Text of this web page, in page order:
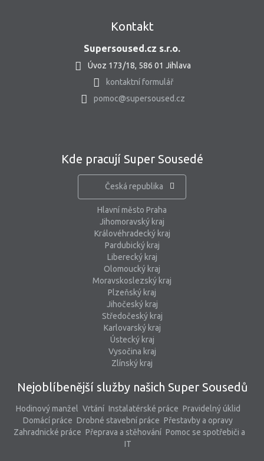
Kontakt
Supersoused.cz s.r.o.
Úvoz 173/18, 586 01 Jihlava
kontaktní formulář
pomoc@supersoused.cz
Kde pracují Super Sousedé
Česká republika
Hlavní město Praha
Jihomoravský kraj
Královéhradecký kraj
Pardubický kraj
Liberecký kraj
Olomoucký kraj
Moravskoslezský kraj
Plzeňský kraj
Jihočeský kraj
Středočeský kraj
Karlovarský kraj
Ústecký kraj
Vysočina kraj
Zlínský kraj
Nejoblíbenější služby našich Super Sousedů
Hodinový manžel Vrtání Instalatérské práce Pravidelný úklid
Domácí práce Drobné stavební práce Přestavby a opravy
Zahradnické práce Přeprava a stěhování Pomoc se spotřebiči a
IT